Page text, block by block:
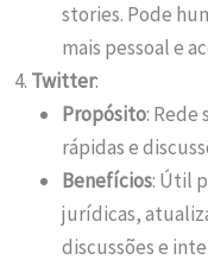
stories. Pode
mais pessoal e
Twitter:
Propósito: Rede
rápidas e
Benefícios: Útil
jurídicas,
discussões e